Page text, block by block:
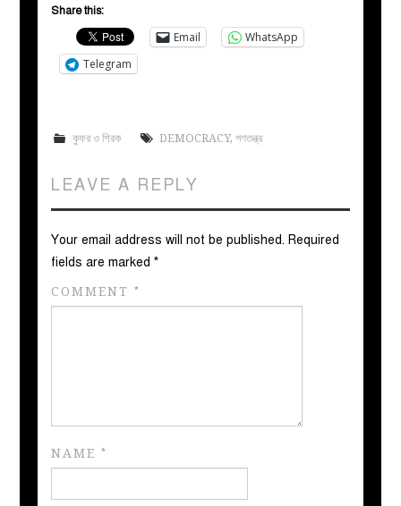
Share this:
Email
WhatsApp
Telegram
কুফর ও শিরক DEMOCRACY, গণতন্ত্র
LEAVE A REPLY
Your email address will not be published. Required
fields are marked*
COMMENT*
NAME*